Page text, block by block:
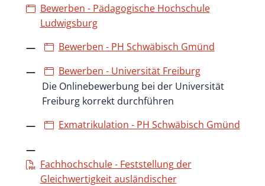
Bewerben - Pädagogische Hochschule
Ludwigsburg
Bewerben - PH Schwäbisch Gmünd
Bewerben - Universität Freiburg
Die Onlinebewerbung bei der Universität
Freiburg korrekt durchführen
Exmatrikulation - PH Schwäbisch Gmünd
Fachhochschule - Feststellung der
Gleichwertigkeit ausländischer